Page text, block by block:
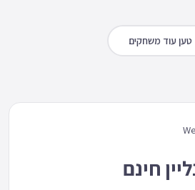
טען עוד משחקים
חינם